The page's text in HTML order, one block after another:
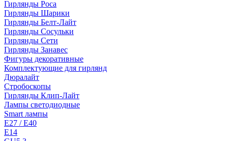
Гирлянды Роса
Гирлянды Шарики
Гирлянды Белт-Лайт
Гирлянды Сосульки
Гирлянды Сети
Гирлянды Занавес
Фигуры декоративные
Комплектующие для гирлянд
Дюралайт
Стробоскопы
Гирлянды Клип-Лайт
Лампы светодиодные
Smart лампы
E27 / E40
E14